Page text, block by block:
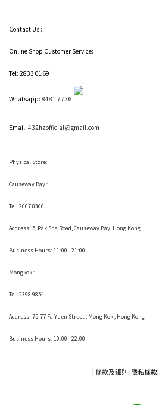
Contact Us :
Online Shop Customer Service:
Tel: 2833 0169
Whatsapp: 8481 7736
Email: 432hzofficial@gmail.com
Physical Store:
Causeway Bay :
Tel: 2667 8366
Address: 5, Pak Sha Road, Causeway Bay, Hong Kong
Business Hours: 11:00 - 21:00
Mongkok :
Tel: 2398 9854
Address: 75-77 Fa Yuen Street , Mong Kok, Hong Kong
Business Hours: 10:00 - 22:00
|條款及細則|隱私條款|